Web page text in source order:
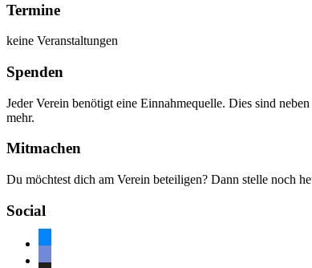
Termine
keine Veranstaltungen
Spenden
Jeder Verein benötigt eine Einnahmequelle. Dies sind
mehr.
Mitmachen
Du möchtest dich am Verein beteiligen? Dann stelle noch
Social